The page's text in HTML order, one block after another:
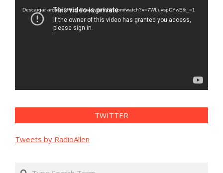
vídeo
Descargar archivo: https://www.youtube.com/watch?v=7WLuvspCYwE&_=1
TWITTER
Tweets by RadioAllen
Search